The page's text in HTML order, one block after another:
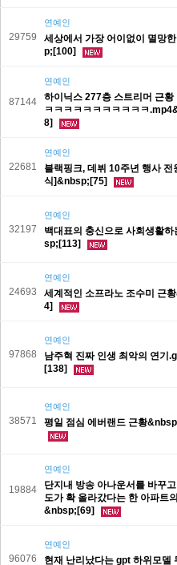
29759
연예인
세상에서 가장 어이없이 멸망
p;[100]
87144
연예인
하이닉스 277층 스트리머 근황
ㅋㅋㅋㅋㅋㅋㅋㅋㅋㅋㅋ
8]
22681
연예인
블랙핑크, 데뷔 10주년 행사 전
식]&nbsp;[75]
32197
연예인
백대표의 충신으로 사회생활
sp;[113]
24693
연예인
세계적인 소프라노 조수미 근
4]
97868
연예인
남주혁 진짜 인생 최악의 연기
[138]
38571
연예인
평일 점심 에버랜드 근황
19884
연예인
단지내 방송 아나운서를 바꾸
도가 확 올라갔다는 한 아파트
&nbsp;[69]
96076
연예인
현재 난리났다는 gpt 하위모델